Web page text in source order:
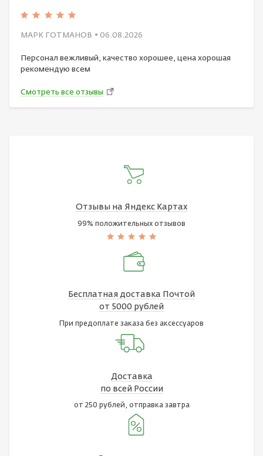
МАРК ГОТМАНОВ • 06.08.2026
Персонал вежливый, качество хорошее, цена хорошая
рекомендую всем
Смотреть все отзывы
Отзывы на Яндекс Картах
99% положительных отзывов
Бесплатная доставка Почтой
от 5000 рублей
При предоплате заказа без аксессуаров
Доставка
по всей России
от 250 рублей, отправка завтра